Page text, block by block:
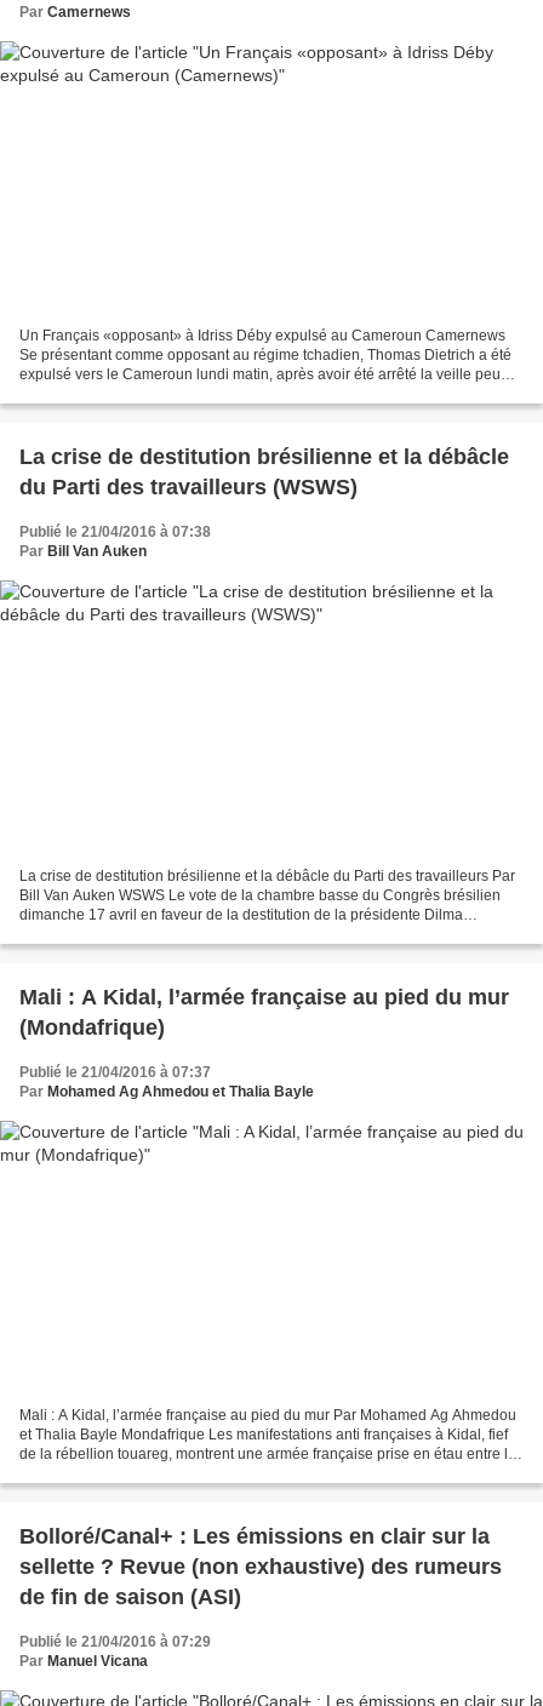
Par Camernews
Un Français «opposant» à Idriss Déby expulsé au Cameroun Camernews
Se présentant comme opposant au régime tchadien, Thomas Dietrich a été
expulsé vers le Cameroun lundi matin, après avoir été arrêté la veille peu
La crise de destitution brésilienne et la débâcle
du Parti des travailleurs (WSWS)
Publié le 21/04/2016 à 07:38
Par Bill Van Auken
La crise de destitution brésilienne et la débâcle du Parti des travailleurs Par
Bill Van Auken WSWS Le vote de la chambre basse du Congrès brésilien
dimanche 17 avril en faveur de la destitution de la présidente Dilma
Mali : A Kidal, l’armée française au pied du mur
(Mondafrique)
Publié le 21/04/2016 à 07:37
Par Mohamed Ag Ahmedou et Thalia Bayle
Mali : A Kidal, l’armée française au pied du mur Par Mohamed Ag Ahmedou
et Thalia Bayle Mondafrique Les manifestations anti françaises à Kidal, fief
de la rébellion touareg, montrent une armée française prise en étau entre le
Bolloré/Canal+ : Les émissions en clair sur la
sellette ? Revue (non exhaustive) des rumeurs
de fin de saison (ASI)
Publié le 21/04/2016 à 07:29
Par Manuel Vicana